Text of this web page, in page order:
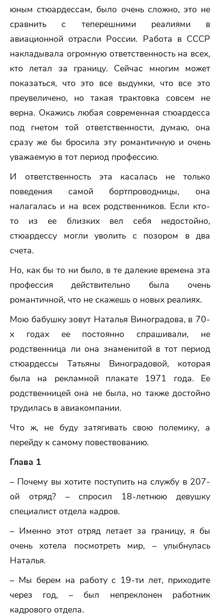
юным стюардессам, было очень сложно, это не
сравнить с теперешними реалиями в
авиационной отрасли России. Работа в СССР
накладывала огромную ответственность на всех,
кто летал за границу. Сейчас многим может
показаться, что это все выдумки, что все это
преувеличено, но такая трактовка совсем не
верна. Окажись любая современная стюардесса
под гнетом той ответственности, думаю, она
сразу же бы бросила эту романтичную и очень
уважаемую в тот период профессию.
И ответственность эта касалась не только
поведения самой бортпроводницы, она
налагалась и на всех родственников. Если кто-
то из ее близких вел себя недостойно,
стюардессу могли уволить с позором в два
счета.
Но, как бы то ни было, в те далекие времена эта
профессия действительно была очень
романтичной, что не скажешь о новых реалиях.
Мою бабушку зовут Наталья Виноградова, в 70-
х годах ее постоянно спрашивали, не
родственница ли она знаменитой в тот период
стюардессы Татьяны Виноградовой, которая
была на рекламной плакате 1971 года. Ее
родственницей она не была, но также достойно
трудилась в авиакомпании.
Что ж, не буду затягивать свою полемику, а
перейду к самому повествованию.
Глава 1
– Почему вы хотите поступить на службу в 207-
ой отряд? – спросил 18-летнюю девушку
специалист отдела кадров.
– Именно этот отряд летает за границу, я бы
очень хотела посмотреть мир, – улыбнулась
Наталья.
– Мы берем на работу с 19-ти лет, приходите
через год, – был непреклонен работник
кадрового отдела.